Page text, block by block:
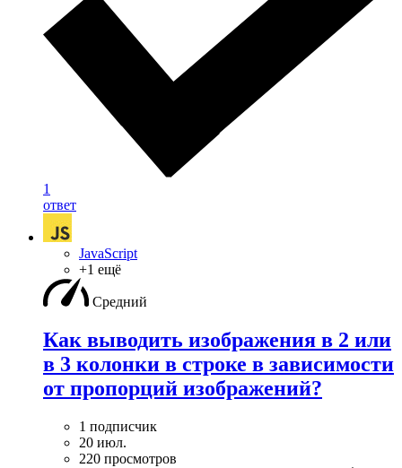
1
ответ
JavaScript
+1 ещё
Средний
Как выводить изображения в 2 или
в 3 колонки в строке в зависимости
от пропорций изображений?
1 подписчик
20 июл.
220 просмотров